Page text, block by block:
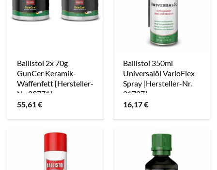
Ballistol 2x 70g
GunCer Keramik-
Waffenfett [Hersteller-
Nr. 23771]
55,61€
Ballistol 350ml
Universalöl VarioFlex
Spray [Hersteller-Nr.
21727]
16,17€